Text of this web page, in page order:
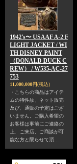
1942's〜 USAAF A-2 F
LIGHT JACKET / WI
TH DISNEY PAINT
（DONALD DUCK C
REW） / W535-AC-27
753
11,000,000円(税込)
・こちらの商品はアイテ
ムの特性故、ネット販売
及び、通販の予定はござ
いません。ご購入希望の
お客様は事前にご連絡の
上、ご来店、ご商談が可
能な方と限らせて頂…